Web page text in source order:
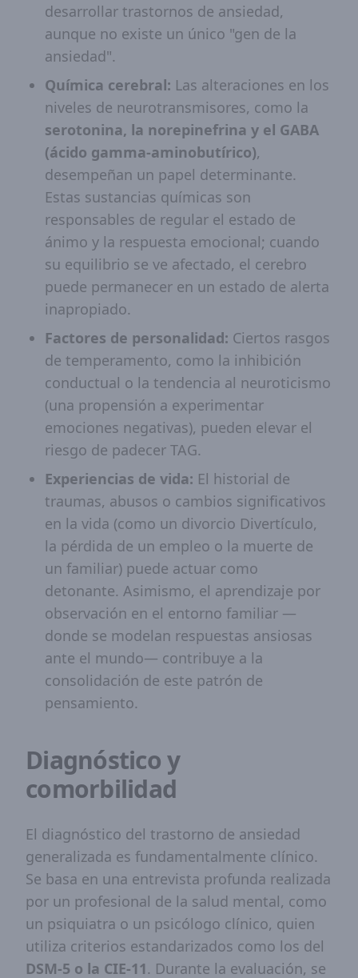
desarrollar trastornos de ansiedad,
aunque no existe un único "gen de la
ansiedad".
Química cerebral: Las alteraciones en los
niveles de neurotransmisores, como la
serotonina, la norepinefrina y el GABA
(ácido gamma-aminobutírico),
desempeñan un papel determinante.
Estas sustancias químicas son
responsables de regular el estado de
ánimo y la respuesta emocional; cuando
su equilibrio se ve afectado, el cerebro
puede permanecer en un estado de alerta
inapropiado.
Factores de personalidad: Ciertos rasgos
de temperamento, como la inhibición
conductual o la tendencia al neuroticismo
(una propensión a experimentar
emociones negativas), pueden elevar el
riesgo de padecer TAG.
Experiencias de vida: El historial de
traumas, abusos o cambios significativos
en la vida (como un divorcio Divertículo,
la pérdida de un empleo o la muerte de
un familiar) puede actuar como
detonante. Asimismo, el aprendizaje por
observación en el entorno familiar —
donde se modelan respuestas ansiosas
ante el mundo— contribuye a la
consolidación de este patrón de
pensamiento.
Diagnóstico y
comorbilidad
El diagnóstico del trastorno de ansiedad
generalizada es fundamentalmente clínico.
Se basa en una entrevista profunda realizada
por un profesional de la salud mental, como
un psiquiatra o un psicólogo clínico, quien
utiliza criterios estandarizados como los del
DSM-5 o la CIE-11. Durante la evaluación, se